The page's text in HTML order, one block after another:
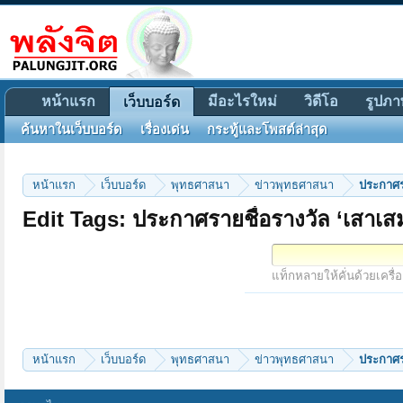
หน้าแรก เว็บบอร์ด พุทธศาสนา ข่าวพุทธศาสนา ประกาศ
Edit Tags: ประกาศรายชื่อรางวัล ‘เสาเ
แท็กหลายให้คั่นด้วยเครื่
หน้าแรก เว็บบอร์ด พุทธศาสนา ข่าวพุทธศาสนา ประกาศ
หน้าแรก เว็บบอร์ด
ค้นหาในเว็บบอร์ด เรื่องเด่น กระทู้และโพสต์ล่าสุด
มีอะไรใหม่ วิดีโอ รูปภ